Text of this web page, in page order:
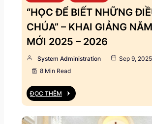
“HỌC ĐỂ BIẾT NHỮNG
CHÚA” – KHAI GIẢNG
MỚI 2025 – 2026
System Administration
Sep 9, 2025
8 Min Read
ĐỌC THÊM